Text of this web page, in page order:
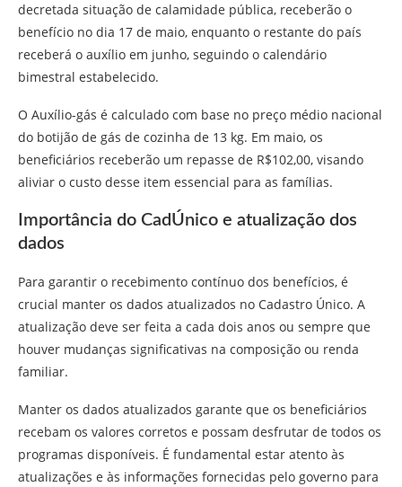
decretada situação de calamidade pública, receberão o
benefício no dia 17 de maio, enquanto o restante do país
receberá o auxílio em junho, seguindo o calendário
bimestral estabelecido.
O Auxílio-gás é calculado com base no preço médio nacional
do botijão de gás de cozinha de 13 kg. Em maio, os
beneficiários receberão um repasse de R$102,00, visando
aliviar o custo desse item essencial para as famílias.
Importância do CadÚnico e atualização dos
dados
Para garantir o recebimento contínuo dos benefícios, é
crucial manter os dados atualizados no Cadastro Único. A
atualização deve ser feita a cada dois anos ou sempre que
houver mudanças significativas na composição ou renda
familiar.
Manter os dados atualizados garante que os beneficiários
recebam os valores corretos e possam desfrutar de todos os
programas disponíveis. É fundamental estar atento às
atualizações e às informações fornecidas pelo governo para